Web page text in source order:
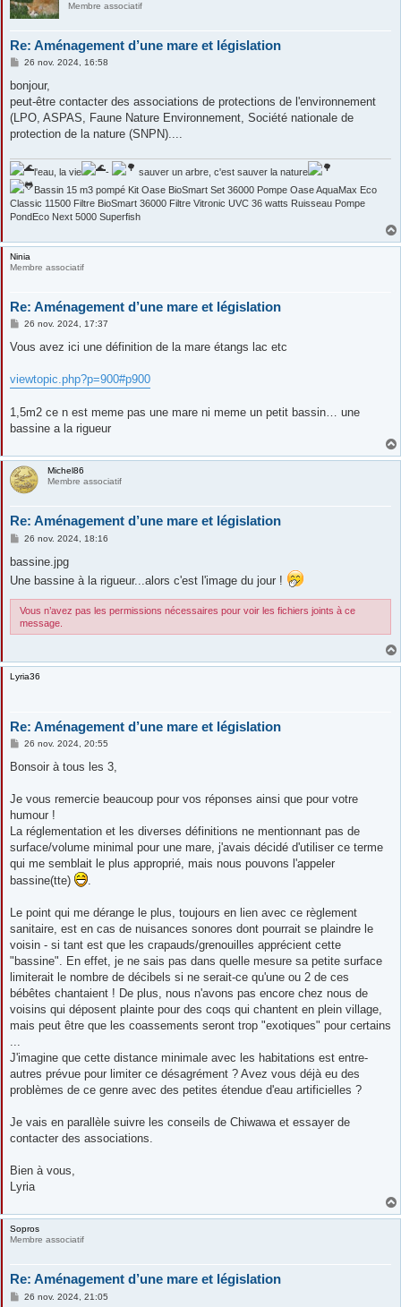
Membre associatif
Re: Aménagement d’une mare et législation
M
s
a
g
26 nov. 2024, 16:58
bonjour,
peut-être contacter des associations de protections de l'environnement
(LPO, ASPAS, Faune Nature Environnement, Société nationale de
protection de la nature (SNPN)....
l'eau, la vie -
sauver un arbre, c'est sauver la nature
Bassin 15 m3 pompé Kit Oase BioSmart Set 36000 Pompe Oase AquaMax Eco
Classic 11500 Filtre BioSmart 36000 Filtre Vitronic UVC 36 watts Ruisseau Pompe
PondEco Next 5000 Superfish
Ninia
Membre associatif
Re: Aménagement d’une mare et législation
M
s
g
e
26 nov. 2024, 17:37
Vous avez ici une définition de la mare étangs lac etc
viewtopic.php?p=900#p900
1,5m2 ce n est meme pas une mare ni meme un petit bassin… une
bassine a la rigueur
Michel86
Membre associatif
Re: Aménagement d’une mare et législation
M
s
a
e
26 nov. 2024, 18:16
bassine.jpg
Une bassine à la rigueur...alors c'est l'image du jour !
Vous n’avez pas les permissions nécessaires pour voir les fichiers joints à ce
message.
Lyria36
Re: Aménagement d’une mare et législation
M
s
g
26 nov. 2024, 20:55
Bonsoir à tous les 3,
Je vous remercie beaucoup pour vos réponses ainsi que pour votre
humour !
La réglementation et les diverses définitions ne mentionnant pas de
surface/volume minimal pour une mare, j'avais décidé d'utiliser ce terme
qui me semblait le plus approprié, mais nous pouvons l'appeler
bassine(tte)
.
Le point qui me dérange le plus, toujours en lien avec ce règlement
sanitaire, est en cas de nuisances sonores dont pourrait se plaindre le
voisin - si tant est que les crapauds/grenouilles apprécient cette
"bassine". En effet, je ne sais pas dans quelle mesure sa petite surface
limiterait le nombre de décibels si ne serait-ce qu'une ou 2 de ces
bébêtes chantaient ! De plus, nous n'avons pas encore chez nous de
voisins qui déposent plainte pour des coqs qui chantent en plein village,
mais peut être que les coassements seront trop "exotiques" pour certains
...
J'imagine que cette distance minimale avec les habitations est entre-
autres prévue pour limiter ce désagrément ? Avez vous déjà eu des
problèmes de ce genre avec des petites étendue d'eau artificielles ?
Je vais en parallèle suivre les conseils de Chiwawa et essayer de
contacter des associations.
Bien à vous,
Lyria
Sopros
Membre associatif
Re: Aménagement d’une mare et législation
M26 nov. 2024, 21:05